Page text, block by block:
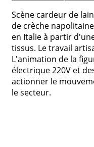
Scène cardeur de
de crèche
en Italie à partir
tissus. Le travail
L'animation de la
électrique 220V et
actionner le
le secteur.